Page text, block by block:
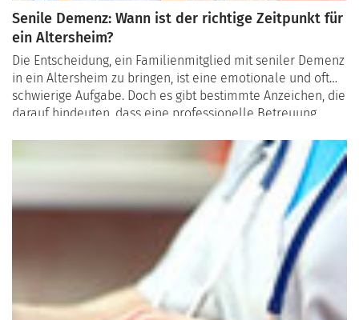
Senile Demenz: Wann ist der richtige Zeitpunkt für
ein Altersheim?
Die Entscheidung, ein Familienmitglied mit seniler Demenz
in ein Altersheim zu bringen, ist eine emotionale und oft
schwierige Aufgabe. Doch es gibt bestimmte Anzeichen, die
darauf hindeuten, dass eine professionelle Betreuung
Person zu sichern und gleichzeitig die Familie zu entlasten.
In diesem Artikel beleuchten wir die wichtigsten
Indikatoren, die den Übergang in ein Altersheim
erforderlich machen können.